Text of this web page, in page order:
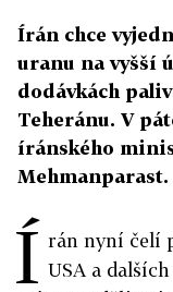
Írán chce
uranu na vyšší
dodávkách
Teheránu. V
íránského
Mehmanparast.
Í rán nyní čelí
USA a